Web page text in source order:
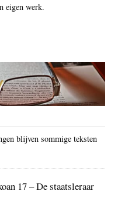
eigen werk.
blijven sommige teksten
17 – De staatsleraar